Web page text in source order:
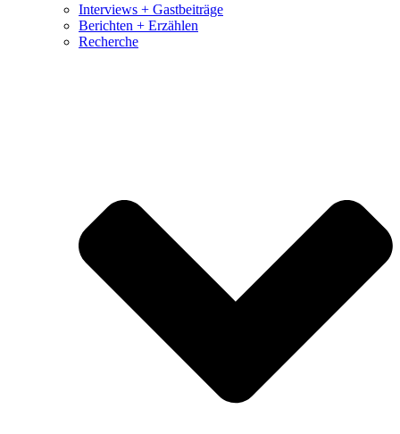
Interviews + Gastbeiträge
Berichten + Erzählen
Recherche